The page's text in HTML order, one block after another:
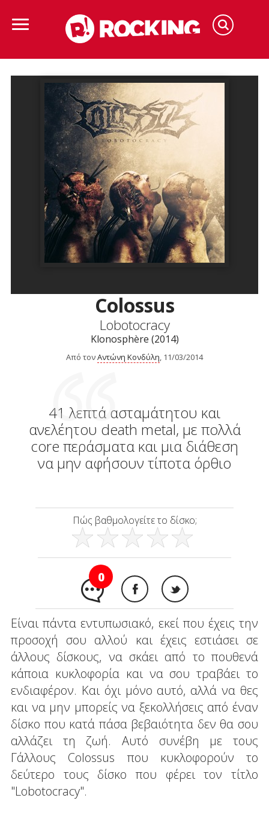
Colossus
Lobotocracy
Klonosphère (2014)
Από τονΑντώνη Κονδύλη, 11/03/2014
41 λεπτά ασταμάτητου και
ανελέητου death metal, με πολλά
core περάσματα και μια διάθεση
να μην αφήσουν τίποτα όρθιο
Πώς βαθμολογείτε το δίσκο;
0
Είναι πάντα εντυπωσιακό, εκεί που έχεις την
προσοχή σου αλλού και έχεις εστιάσει σε
άλλους δίσκους, να σκάει από το πουθενά
κάποια κυκλοφορία και να σου τραβάει το
ενδιαφέρον. Και όχι μόνο αυτό, αλλά να θες
και να μην μπορείς να ξεκολλήσεις από έναν
δίσκο που κατά πάσα βεβαιότητα δεν θα σου
αλλάζει τη ζωή. Αυτό συνέβη με τους
Γάλλους Colossus που κυκλοφορούν το
δεύτερο τους δίσκο που φέρει τον τίτλο
"Lobotocracy".